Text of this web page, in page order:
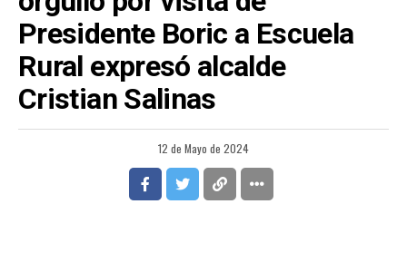
Presidente Boric a Escuela
Rural expresó alcalde
Cristian Salinas
12 de Mayo de 2024